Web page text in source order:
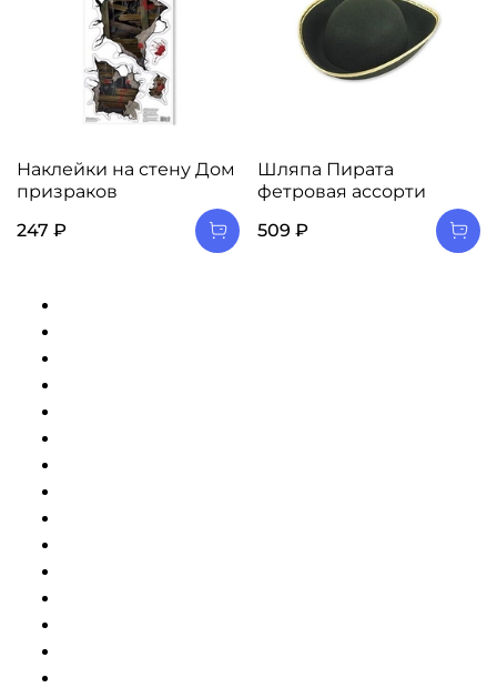
Наклейки на стену Дом
призраков
247 ₽
Шляпа Пирата
фетровая ассорти
509 ₽